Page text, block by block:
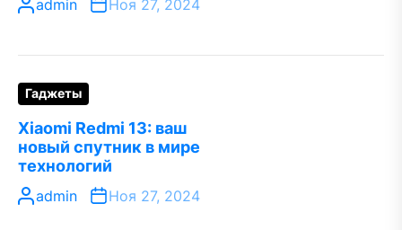
admin Ноя 27, 2024
Гаджеты
Xiaomi Redmi 13: ваш
новый спутник в мире
технологий
admin Ноя 27, 2024